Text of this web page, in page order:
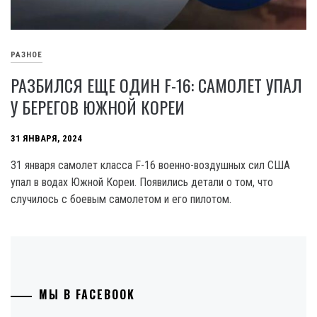
РАЗНОЕ
РАЗБИЛСЯ ЕЩЕ ОДИН F-16: САМОЛЕТ УПАЛ
У БЕРЕГОВ ЮЖНОЙ КОРЕИ
31 ЯНВАРЯ, 2024
31 января самолет класса F-16 военно-воздушных сил США
упал в водах Южной Кореи. Появились детали о том, что
случилось с боевым самолетом и его пилотом.
МЫ В FACEBOOK